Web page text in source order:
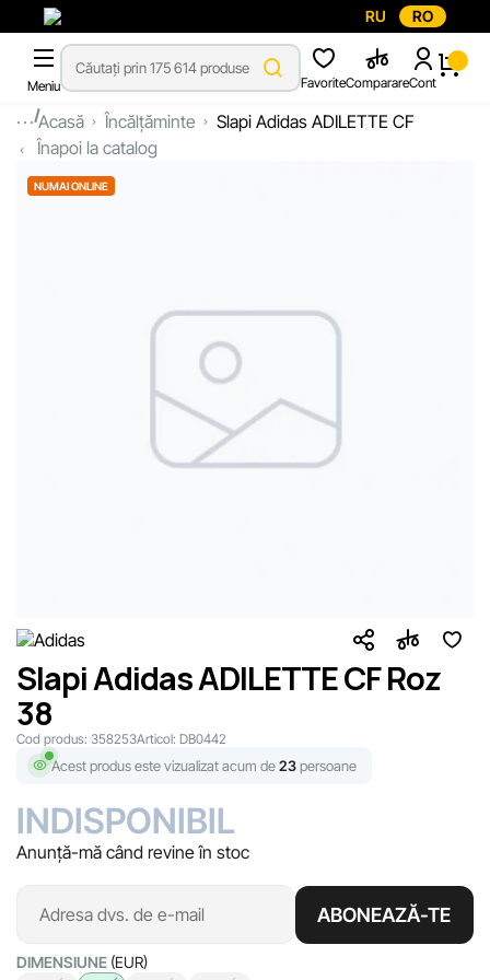
RU RO
Meniu FavoriteComparareCont
...Acasă Încălțăminte
Slapi Adidas ADILETTE CF
Înapoi la catalog
NUMAI ONLINE
Slapi Adidas ADILETTE CF Roz
38
Cod produs: 358253Articol: DB0442
Acest produs este vizualizat acum de23persoane
INDISPONIBIL
Anunță-mă când revine în stoc
ABONEAZĂ-TE
DIMENSIUNE (EUR)